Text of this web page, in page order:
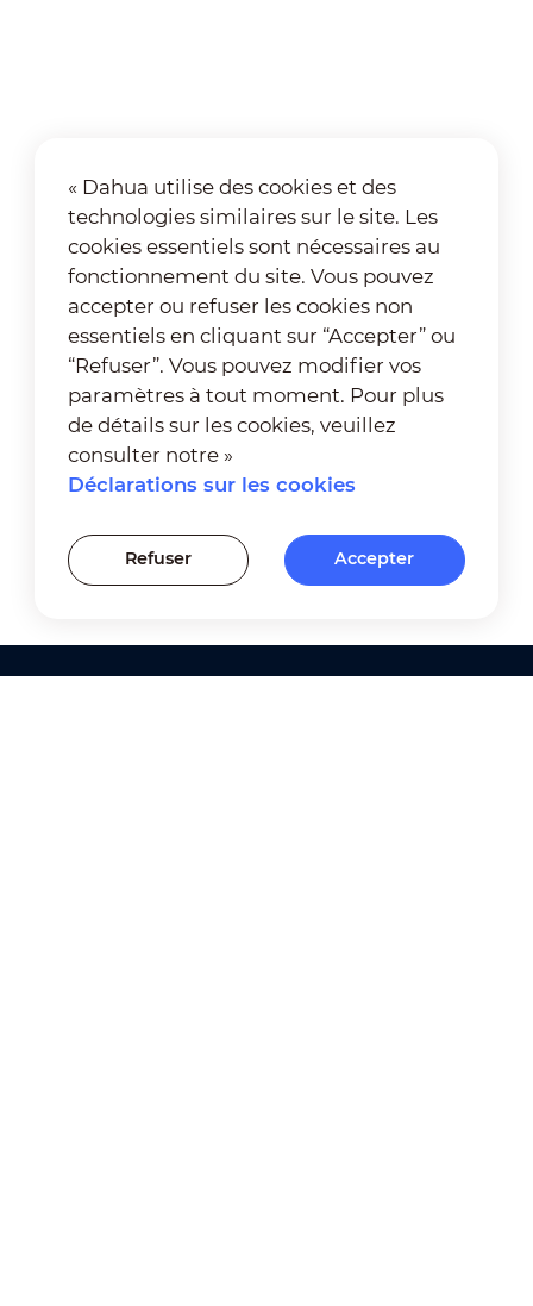
« Dahua utilise des cookies et des
technologies similaires sur le site. Les
cookies essentiels sont nécessaires au
fonctionnement du site. Vous pouvez
accepter ou refuser les cookies non
essentiels en cliquant sur “Accepter” ou
“Refuser”. Vous pouvez modifier vos
paramètres à tout moment. Pour plus
de détails sur les cookies, veuillez
consulter notre »
Déclarations sur les cookies
Refuser Accepter